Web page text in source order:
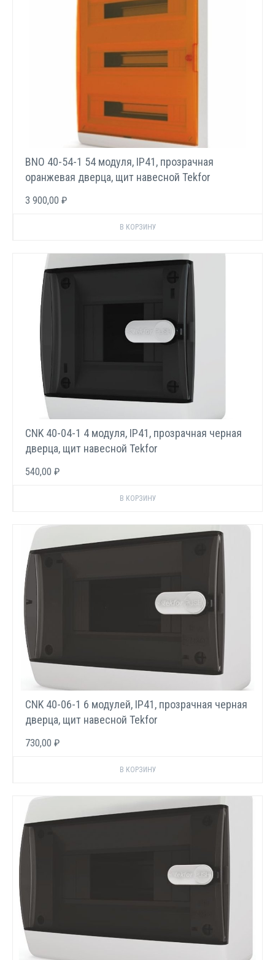
BNO 40-54-1 54 модуля, IP41, прозрачная
оранжевая дверца, щит навесной Tekfor
3 900,00 ₽
CNK 40-04-1 4 модуля, IP41, прозрачная черная
дверца, щит навесной Tekfor
540,00 ₽
CNK 40-06-1 6 модулей, IP41, прозрачная черная
дверца, щит навесной Tekfor
730,00 ₽